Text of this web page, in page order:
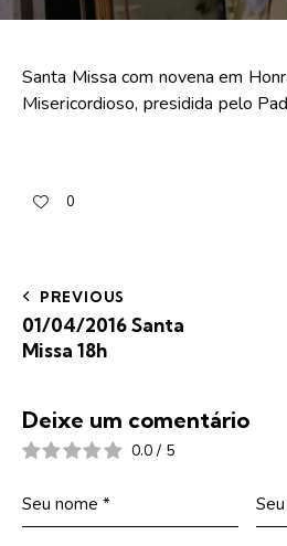
Santa Missa com novena em
Misericordioso, presidida pelo
0
PREVIOUS
01/04/2016 Santa
Missa 18h
Deixe um comentário
0.0 / 5